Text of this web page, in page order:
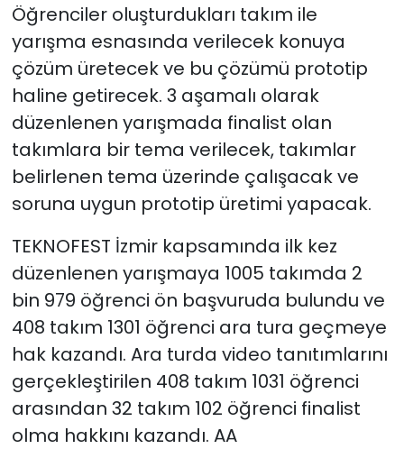
Öğrenciler oluşturdukları takım ile
yarışma esnasında verilecek konuya
çözüm üretecek ve bu çözümü prototip
haline getirecek. 3 aşamalı olarak
düzenlenen yarışmada finalist olan
takımlara bir tema verilecek, takımlar
belirlenen tema üzerinde çalışacak ve
soruna uygun prototip üretimi yapacak.
TEKNOFEST İzmir kapsamında ilk kez
düzenlenen yarışmaya 1005 takımda 2
bin 979 öğrenci ön başvuruda bulundu ve
408 takım 1301 öğrenci ara tura geçmeye
hak kazandı. Ara turda video tanıtımlarını
gerçekleştirilen 408 takım 1031 öğrenci
arasından 32 takım 102 öğrenci finalist
olma hakkını kazandı. AA